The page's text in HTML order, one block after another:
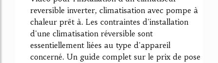
reversible inverter, climatisation avec pompe à
chaleur prêt à. Les contraintes d'installation
d'une climatisation réversible sont
essentiellement liées au type d'appareil
concerné. Un guide complet sur le prix de pose